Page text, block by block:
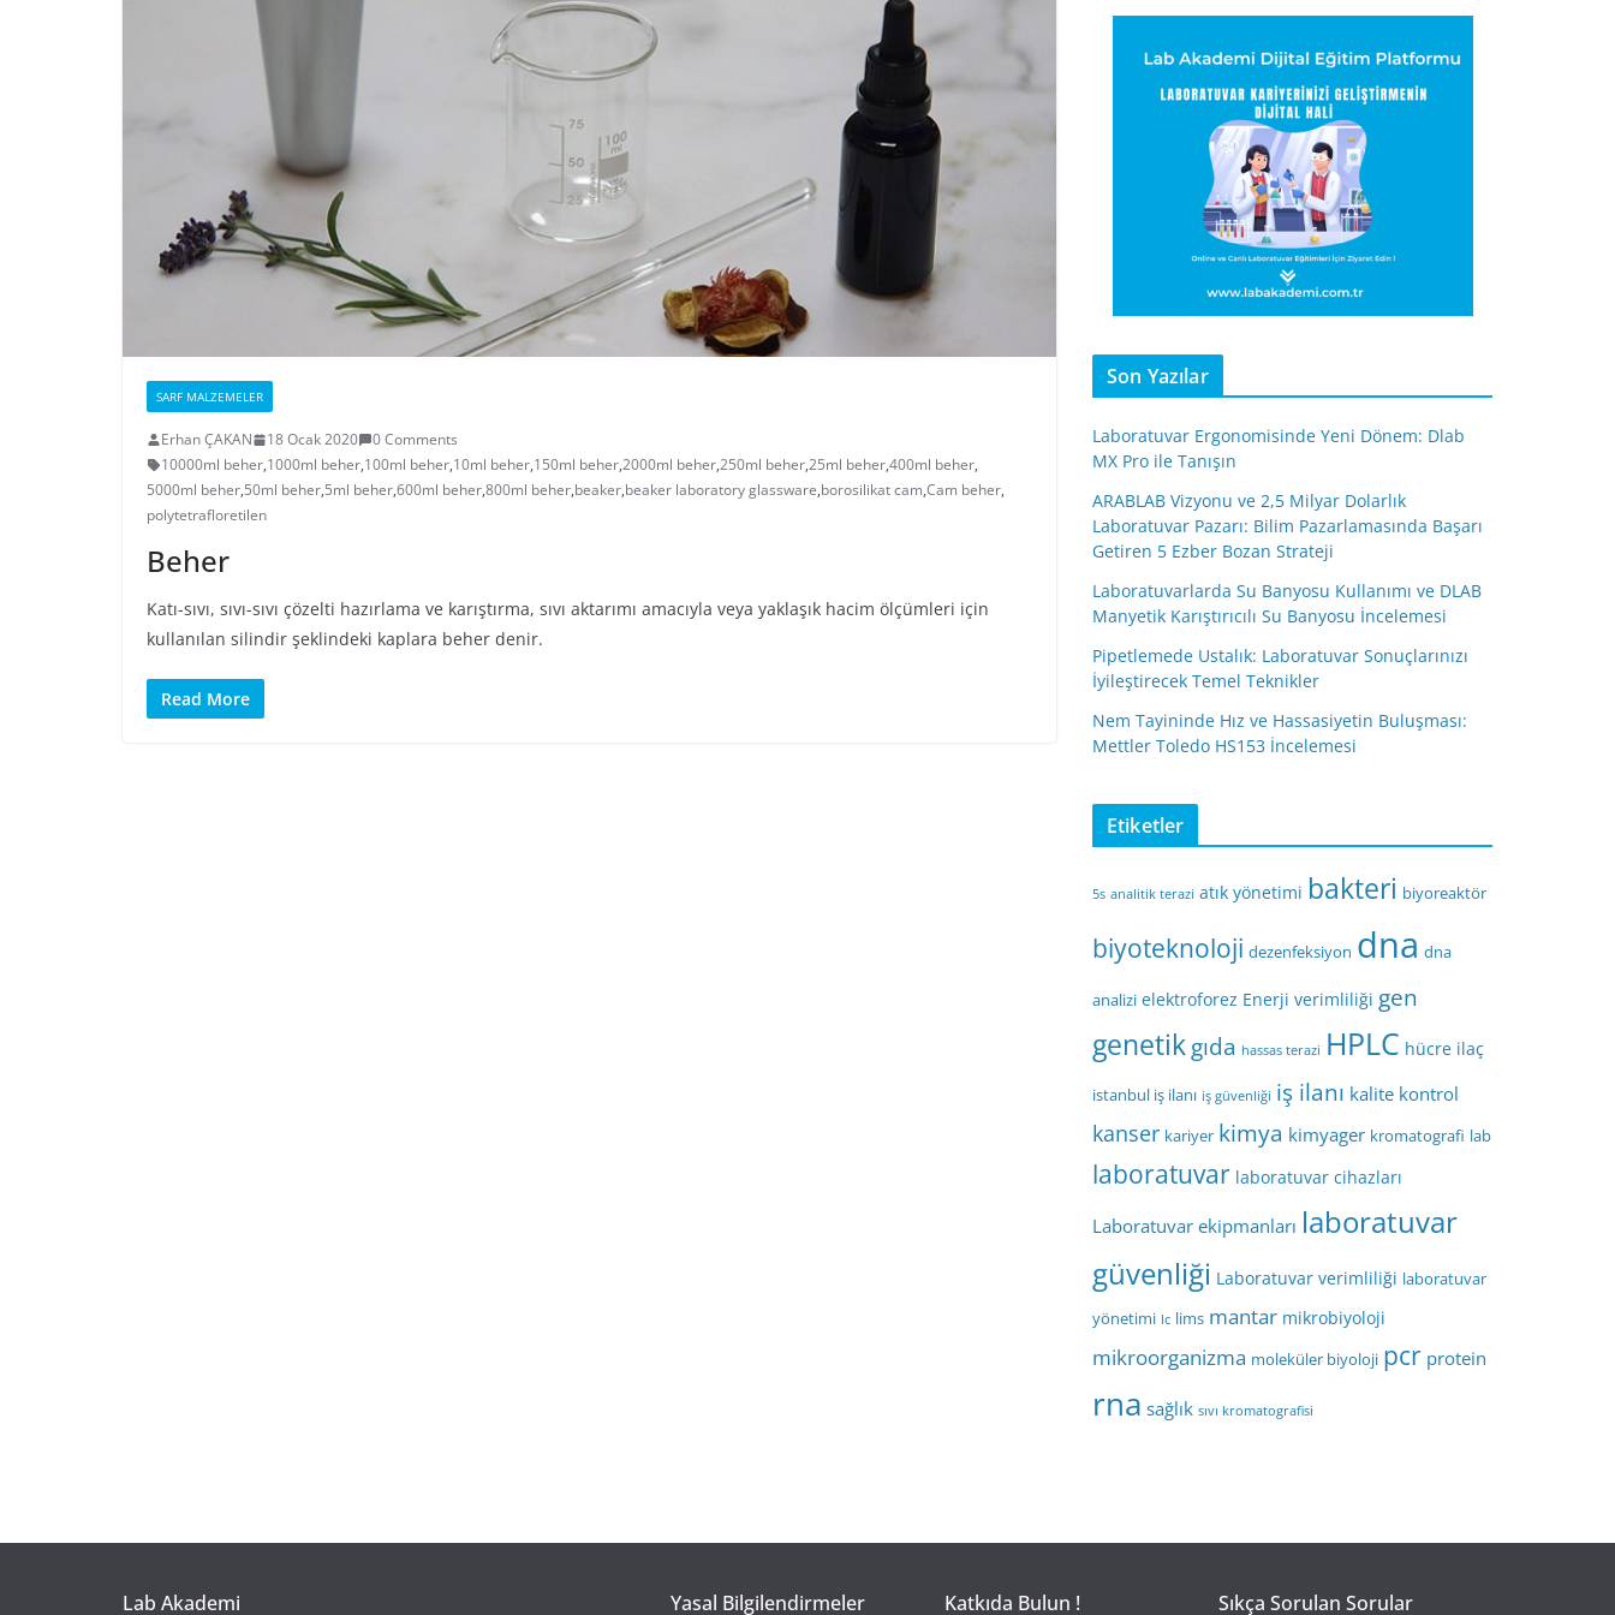
SARF MALZEMELER
Erhan ÇAKAN 18 Ocak 2020
0 Comments
10000ml beher,1000ml beher,100ml beher,10ml beher,150ml beher,2000ml beher,250ml beher,25ml beher,400ml beher,
5000ml beher,50ml beher,5ml beher,600ml beher,800ml beher,beaker,beaker laboratory glassware,borosilikat cam,Cam beher,
polytetrafloretilen
Beher
Katı-sıvı, sıvı-sıvı çözelti hazırlama ve karıştırma, sıvı aktarımı amacıyla veya yaklaşık hacim ölçümleri için
kullanılan silindir şeklindeki kaplara beher denir.
Read More
Son Yazılar
Laboratuvar Ergonomisinde Yeni Dönem: Dlab
MX Pro ile Tanışın
ARABLAB Vizyonu ve 2,5 Milyar Dolarlık
Laboratuvar Pazarı: Bilim Pazarlamasında Başarı
Getiren 5 Ezber Bozan Strateji
Laboratuvarlarda Su Banyosu Kullanımı ve DLAB
Manyetik Karıştırıcılı Su Banyosu İncelemesi
Pipetlemede Ustalık: Laboratuvar Sonuçlarınızı
İyileştirecek Temel Teknikler
Nem Tayininde Hız ve Hassasiyetin Buluşması:
Mettler Toledo HS153 İncelemesi
Etiketler
5s analitik terazi atık yönetimi bakteri biyoreaktör
biyoteknoloji dezenfeksiyon dna dna
analizi elektroforez Enerji verimliliği gen
genetikgıda hassas terazi HPLC hücre ilaç
istanbul iş ilanı iş güvenliği iş ilanı kalite kontrol
kanser kariyer kimya kimyager kromatografi lab
laboratuvar laboratuvar cihazları
Laboratuvar ekipmanları laboratuvar
güvenliği Laboratuvar verimliliği laboratuvar
yönetimi lc lims mantar mikrobiyoloji
mikroorganizma moleküler biyoloji pcr protein
rna sağlık sıvı kromatografisi
Lab Akademi Yasal Bilgilendirmeler Katkıda Bulun ! Sıkça Sorulan Sorular